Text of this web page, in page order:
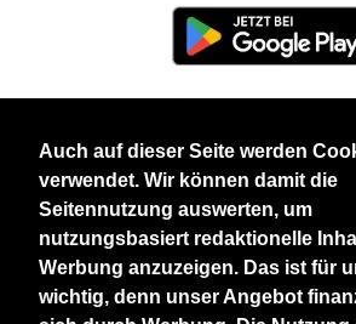
Auch auf dieser Seite werden
verwendet. Wir können damit die
Seitennutzung auswerten, um
nutzungsbasiert redaktionelle
Werbung anzuzeigen. Das ist für
wichtig, denn unser Angebot
Datenschutzerklärung AGB
Nehmen Sie Kontakt mit uns auf
Unsere anderen